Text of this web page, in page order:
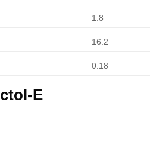
1.8
16.2
0.18
E